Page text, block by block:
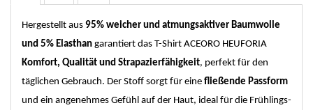
Hergestellt aus 95% weicher und atmungsaktiver Baumwolle
und 5% Elasthan garantiert das T-Shirt ACEORO HEUFORIA
Komfort, Qualität und Strapazierfähigkeit, perfekt für den
täglichen Gebrauch. Der Stoff sorgt für eine fließende Passform
und ein angenehmes Gefühl auf der Haut, ideal für die Frühlings-